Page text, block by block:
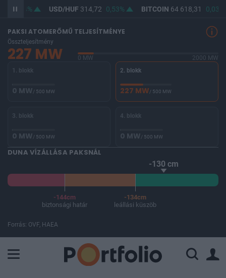
0,4% USD/HUF314,72 0,53% BITCOIN64 618,31 0,03%
PAKSI ATOMERŐMŰ TELJESÍTMÉNYE
Összteljesítmény
227 MW 0 MW
2000 MW
1. blokk
0 MW/ 500 MW
2. blokk
227 MW/ 500 MW
3. blokk
0 MW/ 500 MW
4. blokk
0 MW/ 500 MW
DUNA VÍZÁLLÁSA PAKSNÁL
-130 cm
-144cm
biztonsági határ
-134cm
leállási küszöb
Forrás: OVF, HAEA